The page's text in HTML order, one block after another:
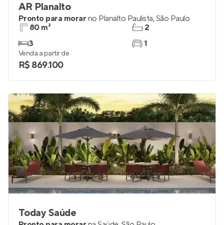
AR Planalto
Pronto para morar no Planalto Paulista,São Paulo
80 m²
3
2
1
Venda a partir de
R$ 869.100
Today Saúde